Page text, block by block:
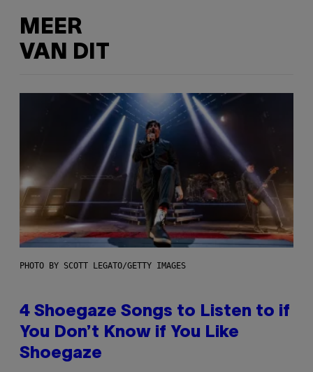
MEER
VAN DIT
PHOTO BY SCOTT LEGATO/GETTY IMAGES
4 Shoegaze Songs to Listen to if
You Don’t Know if You Like
Shoegaze